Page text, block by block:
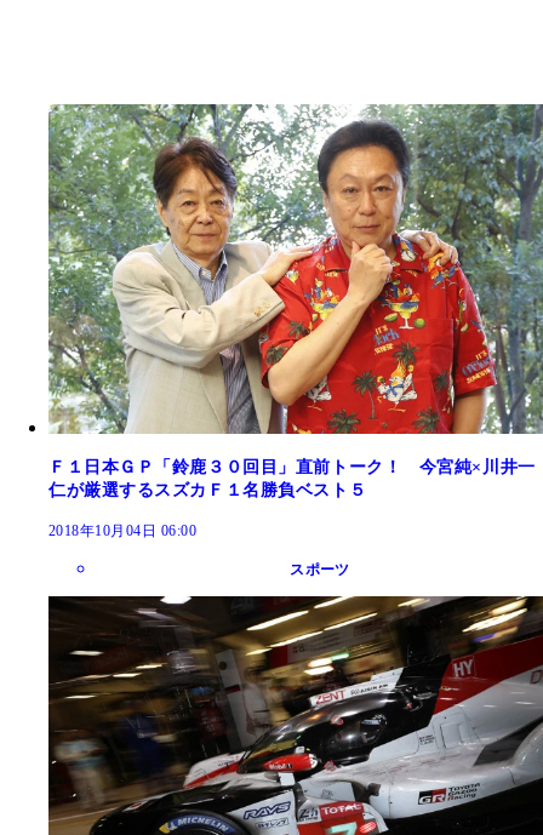
Ｆ１日本ＧＰ「鈴鹿３０回目」直前トーク！ 今宮純×川井一
仁が厳選するスズカＦ１名勝負ベスト５
2018年10月04日 06:00
スポーツ